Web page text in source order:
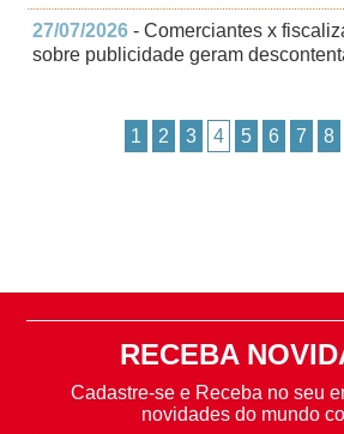
27/07/2026 - Comerciantes x
sobre publicidade geram
1 2 3 4 5 6 7 8
RECEBA
Cadastre-se e Receba no seu
novidades do mundo